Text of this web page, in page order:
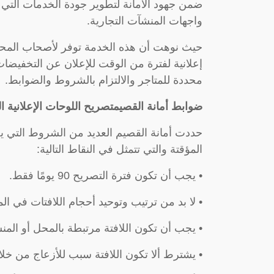
ضمن جهود الأمانة لتطوير جودة الخدمات
واجهات المنشآت التجارية.
حيث نوهت أن هذه الخدمة توفر لأصحاب
إعلانية لفترة من الوقت للإعلان عن
محددة للمتاجر والالتزام بالشروط والضوابط.
ضوابط أمانة القصيمتصريح اللوحات الإعلانية
حددت أمانة القصيم العديد من الشروط التي
المؤقتة والتي تتمثل في النقاط التالية:
• يجب أن تكون فترة التصريح 90 يومًا فقط.
• لا بد من ترتيب وتوحيد أحجام اللافتات في
• يجب أن تكون اللافتة مرتبطة بالمحل أو
• يشترط ألا تكون اللافتة سبب للأزعاج من